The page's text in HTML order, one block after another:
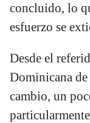
concluido, lo
esfuerzo se
Desde el
Dominicana de
cambio, un